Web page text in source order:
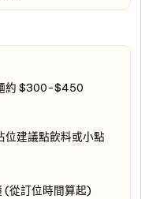
約 $300-$450
位建議點飲料或小點
(從訂位時間算起)